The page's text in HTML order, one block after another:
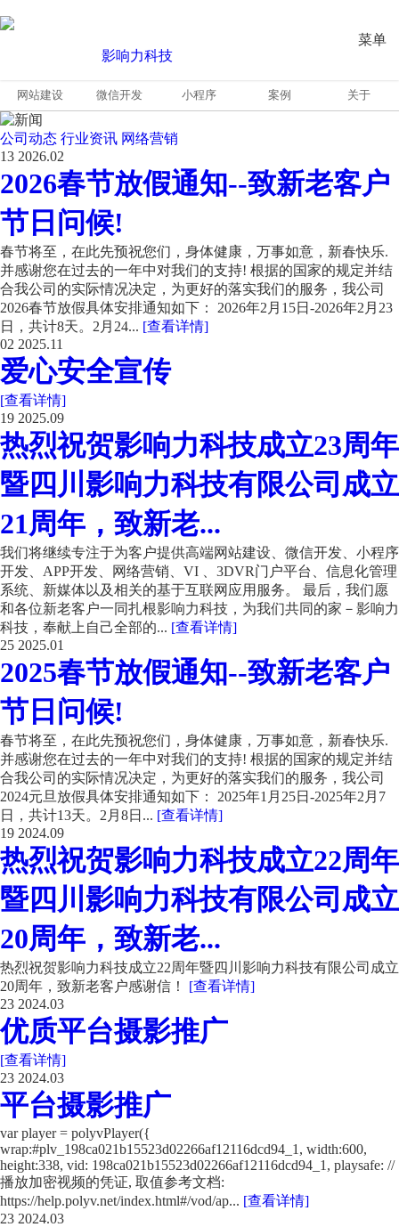
菜单
网站建设 微信开发 小程序 案例 关于
公司动态 行业资讯 网络营销
13 2026.02
2026春节放假通知--致新老客户
节日问候!
春节将至，在此先预祝您们，身体健康，万事如意，新春快乐.
并感谢您在过去的一年中对我们的支持! 根据的国家的规定并结
合我公司的实际情况决定，为更好的落实我们的服务，我公司
2026春节放假具体安排通知如下： 2026年2月15日-2026年2月23
日，共计8天。2月24... [查看详情]
02 2025.11
爱心安全宣传
[查看详情]
19 2025.09
热烈祝贺影响力科技成立23周年
暨四川影响力科技有限公司成立
21周年，致新老...
我们将继续专注于为客户提供高端网站建设、微信开发、小程序
开发、APP开发、网络营销、VI 、3DVR门户平台、信息化管理
系统、新媒体以及相关的基于互联网应用服务。 最后，我们愿
和各位新老客户一同扎根影响力科技，为我们共同的家－影响力
科技，奉献上自己全部的... [查看详情]
25 2025.01
2025春节放假通知--致新老客户
节日问候!
春节将至，在此先预祝您们，身体健康，万事如意，新春快乐.
并感谢您在过去的一年中对我们的支持! 根据的国家的规定并结
合我公司的实际情况决定，为更好的落实我们的服务，我公司
2024元旦放假具体安排通知如下： 2025年1月25日-2025年2月7
日，共计13天。2月8日... [查看详情]
19 2024.09
热烈祝贺影响力科技成立22周年
暨四川影响力科技有限公司成立
20周年，致新老...
热烈祝贺影响力科技成立22周年暨四川影响力科技有限公司成立
20周年，致新老客户感谢信！ [查看详情]
23 2024.03
优质平台摄影推广
[查看详情]
23 2024.03
平台摄影推广
var player = polyvPlayer({
wrap:#plv_198ca021b15523d02266af12116dcd94_1, width:600,
height:338, vid: 198ca021b15523d02266af12116dcd94_1, playsafe: //
播放加密视频的凭证, 取值参考文档:
https://help.polyv.net/index.html#/vod/ap... [查看详情]
23 2024.03